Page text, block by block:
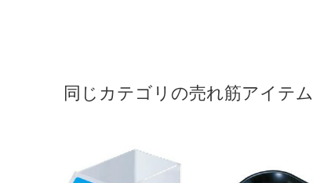
同じカテゴリの売れ筋アイテム